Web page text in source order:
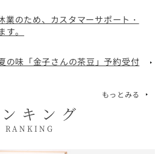
のため、カスタマーサポート・
。
の味「金子さんの茶豆」予約受付
もっとみる
キング
RANKING